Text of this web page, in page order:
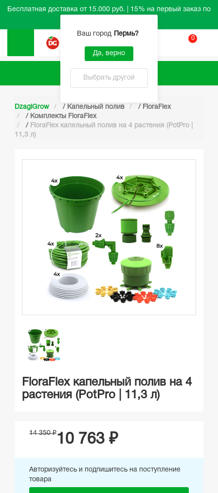
Бесплатная доставка от 15.000 руб. | 15% на первый заказ по
Ваш город Пермь?
Да, верно
Выбрать другой
0
Каталог
DzagiGrow / Капельный полив / FloraFlex
/ Комплекты FloraFlex
/ FloraFlex капельный полив на 4 растения (PotPro |
11,3 л)
FloraFlex капельный полив на 4
растения (PotPro | 11,3 л)
14 350 ₽10 763 ₽
Авторизуйтесь и подпишитесь на поступление
товара